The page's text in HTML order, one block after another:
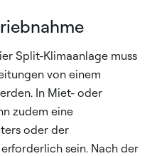
Split-Klimaanlage muss
von einem
In Miet- oder
zudem eine
oder der
sein. Nach der